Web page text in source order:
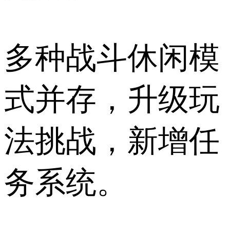
多种战斗休闲模
式并存，升级玩
法挑战，新增任
务系统。